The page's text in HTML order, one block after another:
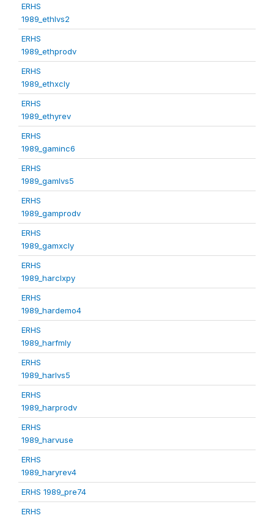
ERHS
1989_ethlvs2
ERHS
1989_ethprodv
ERHS
1989_ethxcly
ERHS
1989_ethyrev
ERHS
1989_gaminc6
ERHS
1989_gamlvs5
ERHS
1989_gamprodv
ERHS
1989_gamxcly
ERHS
1989_harclxpy
ERHS
1989_hardemo4
ERHS
1989_harfmly
ERHS
1989_harlvs5
ERHS
1989_harprodv
ERHS
1989_harvuse
ERHS
1989_haryrev4
ERHS 1989_pre74
ERHS